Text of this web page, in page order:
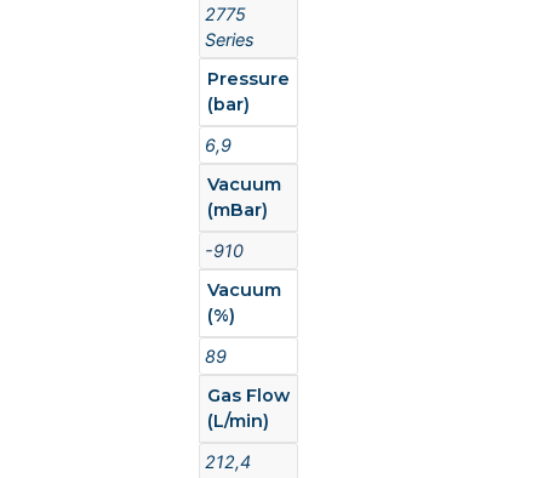
2775
Series
Pressure
(bar)
6,9
Vacuum
(mBar)
-910
Vacuum
(%)
89
Gas Flow
(L/min)
212,4